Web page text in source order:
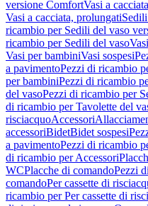
versione ComfortVasi a
Vasi a cacciata, prolungati
ricambio per Sedili del vaso
ricambio per Sedili del vaso
Vasi per bambiniVasi sospesi
a pavimentoPezzi di ricambio
per bambiniPezzi di ricambio
del vasoPezzi di ricambio per
di ricambio per Tavolette del
risciacquoAccessori
accessoriBidetBidet sospesi
a pavimentoPezzi di ricambio
di ricambio per Accessori
WCPlacche di comandoPezzi
comandoPer cassette di
ricambio per Per cassette di